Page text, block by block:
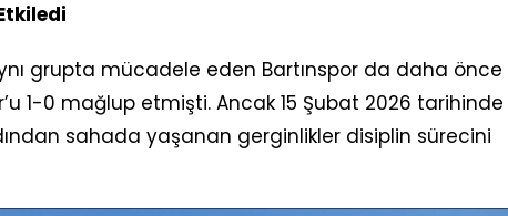
grupta mücadele eden Bartınspor da daha önce
1-0 mağlup etmişti. Ancak 15 Şubat 2026 tarihinde
sahada yaşanan gerginlikler disiplin sürecini